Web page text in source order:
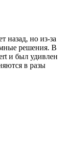
назад, но из-за
решения. В
и был удивлен
в разы